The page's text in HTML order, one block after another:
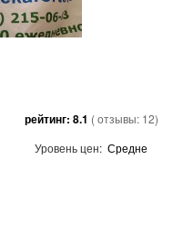
рейтинг: 8.1 ( отзывы: 12)
Уровень цен: Средне